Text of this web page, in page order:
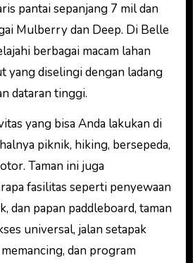
pantai sepanjang 7 mil dan
Mulberry dan Deep. Di Belle
berbagai macam lahan
yang diselingi dengan ladang
dataran tinggi.
yang bisa Anda lakukan di
piknik, hiking, bersepeda,
Taman ini juga
fasilitas seperti penyewaan
dan papan paddleboard, taman
universal, jalan setapak
dan program